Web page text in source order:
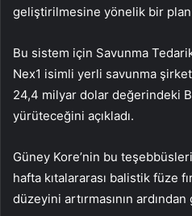
geliştirilmesine yönelik bir
Bu sistem için Savunma
Nex1 isimli yerli savunma
24,4 milyar dolar değerindeki
yürüteceğini açıkladı.
Güney Kore’nin bu
hafta kıtalararası balistik füze
düzeyini artırmasının ardından